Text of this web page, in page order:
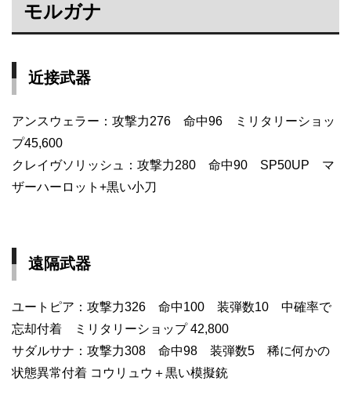
モルガナ
近接武器
アンスウェラー：攻撃力276 命中96 ミリタリーショッ
プ45,600
クレイヴソリッシュ：攻撃力280 命中90 SP50UP マ
ザーハーロット+黒い小刀
遠隔武器
ユートピア：攻撃力326 命中100 装弾数10 中確率で
忘却付着 ミリタリーショップ 42,800
サダルサナ：攻撃力308 命中98 装弾数5 稀に何かの
状態異常付着 コウリュウ＋黒い模擬銃